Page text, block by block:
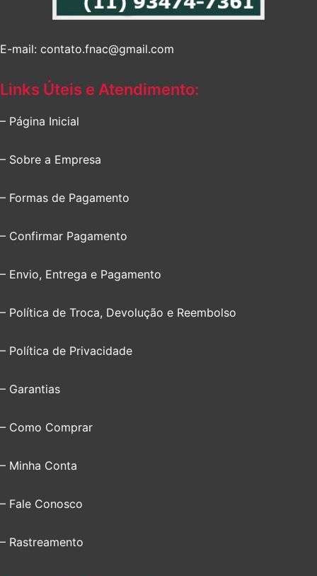
E-mail: contato.fnac@gmail.com
Links Úteis e Atendimento:
– Página Inicial
– Sobre a Empresa
– Formas de Pagamento
– Confirmar Pagamento
– Envio, Entrega e Pagamento
– Política de Troca, Devolução e Reembolso
– Política de Privacidade
– Garantias
– Como Comprar
– Minha Conta
– Fale Conosco
– Rastreamento